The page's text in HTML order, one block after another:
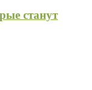
станут